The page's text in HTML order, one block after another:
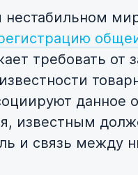
нестабильном
требовать от
данное
известным
и связь между